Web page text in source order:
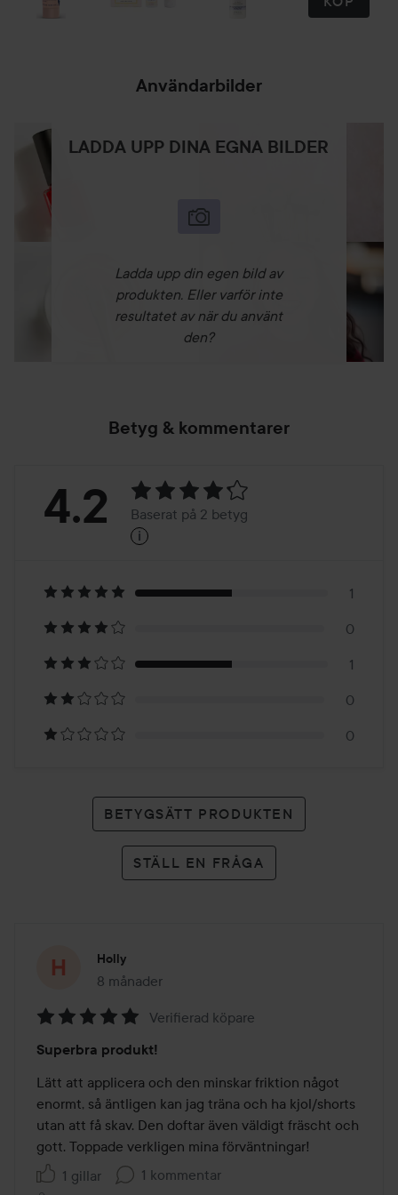
Användarbilder
LADDA UPP DINA EGNA BILDER
Ladda upp din egen bild av
produkten. Eller varför inte
resultatet av när du använt
den?
Betyg & kommentarer
Betyg:
Baserat
på
2
betyg
4.2 Baserat på 2 betyg
i
1
0
1
0
0
BETYGSÄTT PRODUKTEN
STÄLL EN FRÅGA
Holly
8 månader
Inlägget skapades 8 månader
5
av
5
Verifierad köpare
Superbra produkt!
Lätt att applicera och den minskar friktion något
enormt, så äntligen kan jag träna och ha kjol/shorts
utan att få skav. Den doftar även väldigt fräscht och
gott. Toppade verkligen mina förväntningar!
1 gillar
1 kommentar